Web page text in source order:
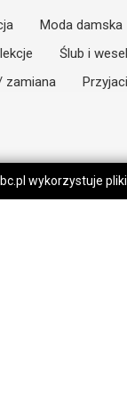
Moda damska
Ślub i
zamiana
wykorzystuje